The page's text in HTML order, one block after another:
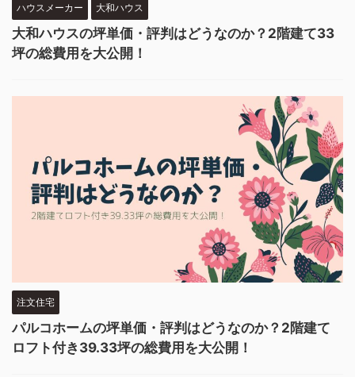
ハウスメーカー 大和ハウス
大和ハウスの坪単価・評判はどうなのか？2階建て33
坪の総費用を大公開！
注文住宅
パルコホームの坪単価・評判はどうなのか？2階建て
ロフト付き39.33坪の総費用を大公開！